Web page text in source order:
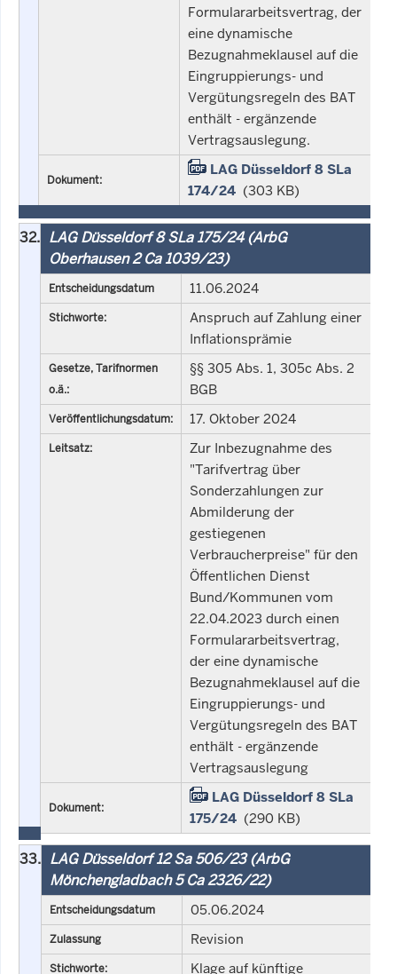
Formulararbeitsvertrag, der
eine dynamische
Bezugnahmeklausel auf die
Eingruppierungs- und
Vergütungsregeln des BAT
enthält - ergänzende
Vertragsauslegung.
Dokument:
LAG Düsseldorf 8 SLa
174/24 (303 KB)
32. LAG Düsseldorf 8 SLa 175/24 (ArbG
Oberhausen 2 Ca 1039/23)
Entscheidungsdatum 11.06.2024
Stichworte:
Anspruch auf Zahlung einer
Inflationsprämie
Gesetze, Tarifnormen
o.ä.:
§§ 305 Abs. 1, 305c Abs. 2
BGB
Veröffentlichungsdatum: 17. Oktober 2024
Leitsatz:
Zur Inbezugnahme des
"Tarifvertrag über
Sonderzahlungen zur
Abmilderung der
gestiegenen
Verbraucherpreise" für den
Öffentlichen Dienst
Bund/Kommunen vom
22.04.2023 durch einen
Formulararbeitsvertrag,
der eine dynamische
Bezugnahmeklausel auf die
Eingruppierungs- und
Vergütungsregeln des BAT
enthält - ergänzende
Vertragsauslegung
Dokument:
LAG Düsseldorf 8 SLa
175/24 (290 KB)
33. LAG Düsseldorf 12 Sa 506/23 (ArbG
Mönchengladbach 5 Ca 2326/22)
Entscheidungsdatum 05.06.2024
Zulassung Revision
Stichworte:
Klage auf künftige